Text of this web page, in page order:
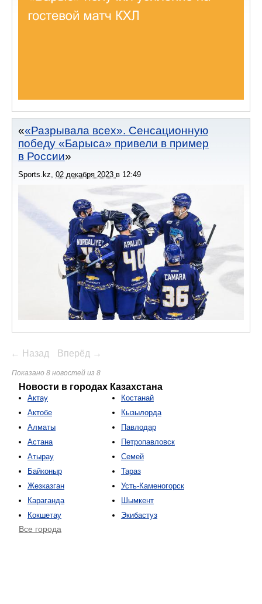
«Разрывала всех». Сенсационную
победу «Барыса» привели в пример
в России
Sports.kz 02 декабря 2023 в 12:49
← Назад Вперёд →
Показано 8 новостей из 8
Новости в городах Казахстана
Актау
Актобе
Алматы
Астана
Атырау
Байконыр
Жезказган
Караганда
Кокшетау
Костанай
Кызылорда
Павлодар
Петропавловск
Семей
Тараз
Усть-Каменогорск
Шымкент
Экибастуз
Все города